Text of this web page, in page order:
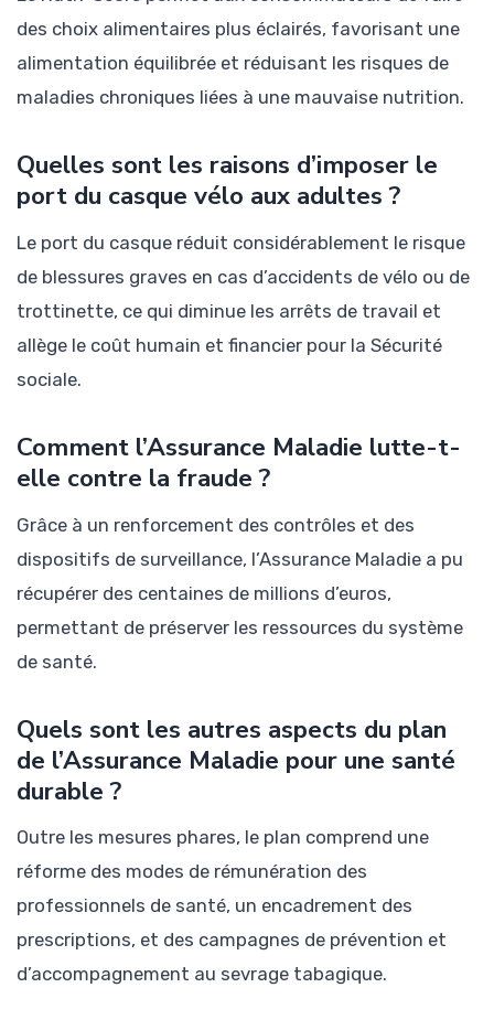
des choix alimentaires plus éclairés, favorisant une
alimentation équilibrée et réduisant les risques de
maladies chroniques liées à une mauvaise nutrition.
Quelles sont les raisons d’imposer le
port du casque vélo aux adultes ?
Le port du casque réduit considérablement le risque
de blessures graves en cas d’accidents de vélo ou de
trottinette, ce qui diminue les arrêts de travail et
allège le coût humain et financier pour la Sécurité
sociale.
Comment l’Assurance Maladie lutte-t-
elle contre la fraude ?
Grâce à un renforcement des contrôles et des
dispositifs de surveillance, l’Assurance Maladie a pu
récupérer des centaines de millions d’euros,
permettant de préserver les ressources du système
de santé.
Quels sont les autres aspects du plan
de l’Assurance Maladie pour une santé
durable ?
Outre les mesures phares, le plan comprend une
réforme des modes de rémunération des
professionnels de santé, un encadrement des
prescriptions, et des campagnes de prévention et
d’accompagnement au sevrage tabagique.